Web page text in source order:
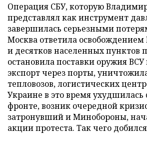
Операция СБУ, которую
представлял как инструмент
завершилась серьезными
Москва ответила
и десятков населенных пунктов
остановила поставки оружия
экспорт через порты,
тепловозов, логистических
Украине в это время ухудшилась
фронте, возник очередной
затронувший и Минобороны,
акции протеста. Так чего